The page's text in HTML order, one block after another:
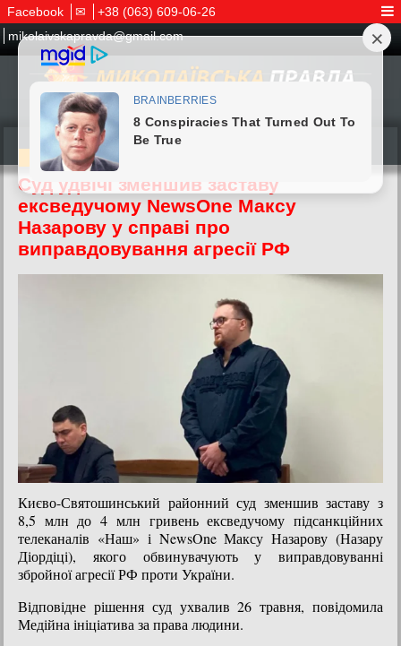
Facebook ✉
+38 (063) 609-06-26
mikolaivskapravda@gmail.com
28.05.2026
Суд удвічі зменшив заставу
ексведучому NewsOne Максу
Назарову у справі про
виправдовування агресії РФ
Києво-Святошинський районний суд зменшив заставу з
8,5 млн до 4 млн гривень ексведучому підсанкційних
телеканалів «Наш» і NewsOne Максу Назарову (Назару
Діордіці), якого обвинувачують у виправдовуванні
збройної агресії РФ проти України.
Відповідне рішення суд ухвалив 26 травня, повідомила
Медійна ініціатива за права людини.